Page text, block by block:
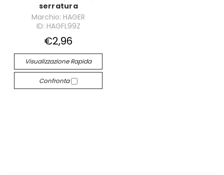
serratura
Marchio: HAGER
ID: HAGFL99Z
€2,96
Visualizzazione Rapida
Confronta